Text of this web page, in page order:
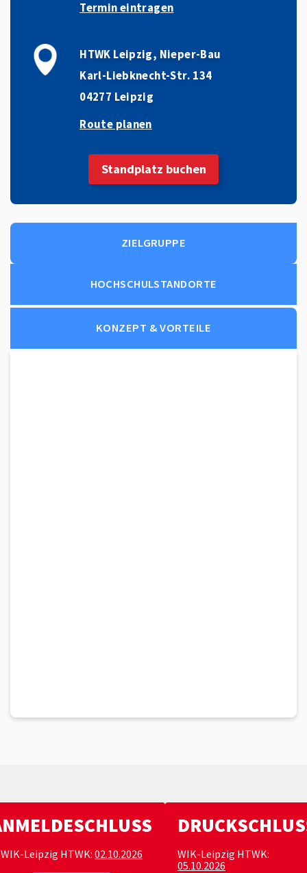
ZIELGRUPPE
HOCHSCHULSTANDORTE
KONZEPT & VORTEILE
Termin eintragen
HTWK Leipzig, Nieper-Bau
Karl-Liebknecht-Str. 134
04277 Leipzig
Route planen
Standplatz buchen
WIK-Leipzig HTWK:02.10.2026
WIK-Leipzig HTWK:
05.10.2026